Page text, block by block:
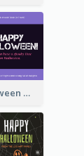
Spooky Halloween Greeting Card